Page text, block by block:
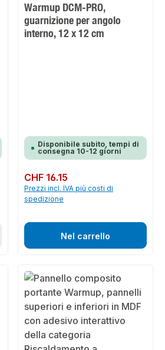
Warmup DCM-PRO,
guarnizione per angolo
interno, 12 x 12 cm
Disponibile subito, tempi di
consegna 10-12 giorni
Prezzo normale:
CHF 16.15
Prezzi incl. IVA più costi di
spedizione
Nel carrello